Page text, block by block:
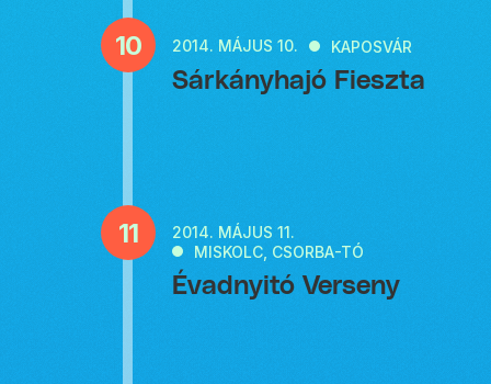
10 2014. MÁJUS 10. KAPOSVÁR
Sárkányhajó Fieszta
11 2014. MÁJUS 11.
MISKOLC, CSORBA-TÓ
Évadnyitó Verseny